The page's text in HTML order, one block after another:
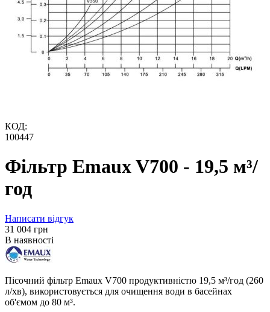
КОД:
100447
Фільтр Emaux V700 - 19,5 м³/
год
Написати відгук
‍31 004‍ грн
В наявності
Пісочний фільтр Emaux V700 продуктивністю 19,5 м³/год (260
л/хв), використовується для очищення води в басейнах
об'ємом до 80 м³.